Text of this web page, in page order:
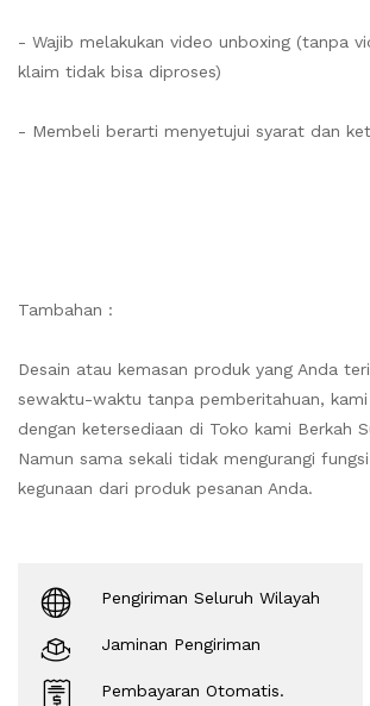
- Wajib melakukan video unboxing (tanpa
klaim tidak bisa diproses)
- Membeli berarti menyetujui syarat dan
Tambahan :
Desain atau kemasan produk yang Anda
sewaktu-waktu tanpa pemberitahuan, kami
dengan ketersediaan di Toko kami Berkah
Namun sama sekali tidak mengurangi
kegunaan dari produk pesanan Anda.
Pengiriman Seluruh Wilayah
Jaminan Pengiriman
Pembayaran Otomatis.